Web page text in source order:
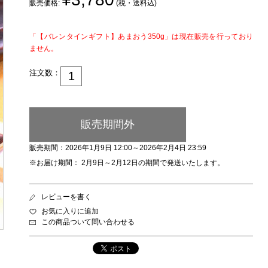
販売価格: (税・送料込)
「【バレンタインギフト】あまおう350g」は現在販売を行っており
ません。
注文数：
販売期間外
販売期間：2026年1月9日 12:00～2026年2月4日 23:59
※お届け期間： 2月9日～2月12日の期間で発送いたします。
レビューを書く
お気に入りに追加
この商品ついて問い合わせる